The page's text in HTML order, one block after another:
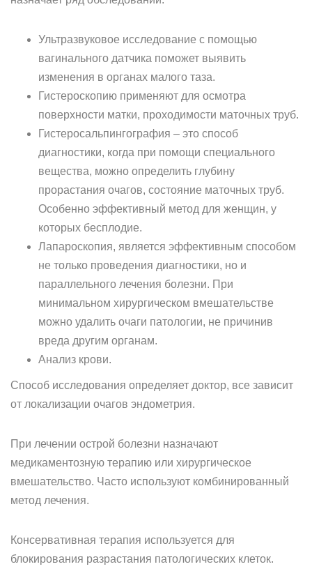
Ультразвуковое исследование с помощью
вагинального датчика поможет выявить
изменения в органах малого таза.
Гистероскопию применяют для осмотра
поверхности матки, проходимости маточных труб.
Гистеросальпингография – это способ
диагностики, когда при помощи специального
вещества, можно определить глубину
прорастания очагов, состояние маточных труб.
Особенно эффективный метод для женщин, у
которых бесплодие.
Лапароскопия, является эффективным способом
не только проведения диагностики, но и
параллельного лечения болезни. При
минимальном хирургическом вмешательстве
можно удалить очаги патологии, не причинив
вреда другим органам.
Анализ крови.
Способ исследования определяет доктор, все зависит
от локализации очагов эндометрия.
При лечении острой болезни назначают
медикаментозную терапию или хирургическое
вмешательство. Часто используют комбинированный
метод лечения.
Консервативная терапия используется для
блокирования разрастания патологических клеток.